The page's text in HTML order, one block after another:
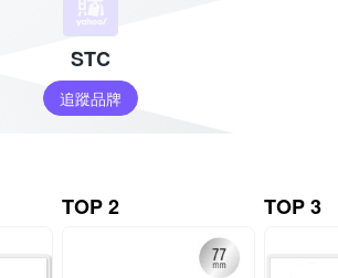
STC
追蹤品牌
TOP 2 TOP 3